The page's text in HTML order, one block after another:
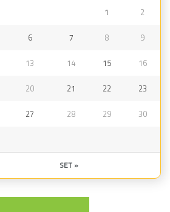
1 2
6 7 8 9
13 14 15 16
20 21 22 23
27 28 29 30
SET »